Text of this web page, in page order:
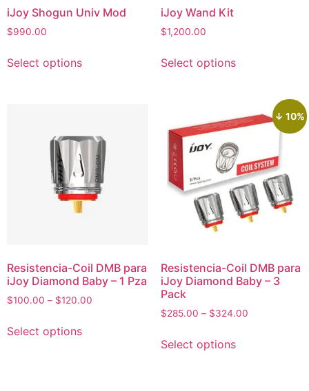
iJoy Shogun Univ Mod
$990.00
Select options
iJoy Wand Kit
$1,200.00
Select options
Resistencia-Coil DMB para
iJoy Diamond Baby – 1 Pza
$100.00 – $120.00
Select options
↓ 10%
Resistencia-Coil DMB para
iJoy Diamond Baby – 3
Pack
$285.00 – $324.00
Select options